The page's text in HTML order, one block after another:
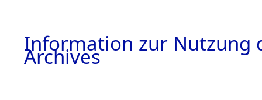
Information zur Nutzung
Archives